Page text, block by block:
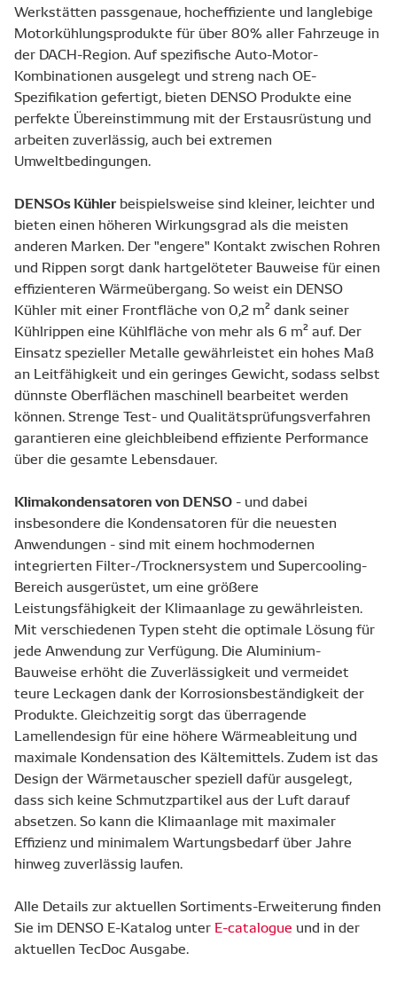
Werkstätten passgenaue, hocheffiziente und langlebige
Motorkühlungsprodukte für über 80% aller Fahrzeuge in
der DACH-Region. Auf spezifische Auto-Motor-
Kombinationen ausgelegt und streng nach OE-
Spezifikation gefertigt, bieten DENSO Produkte eine
perfekte Übereinstimmung mit der Erstausrüstung und
arbeiten zuverlässig, auch bei extremen
Umweltbedingungen.
DENSOs Kühlerbeispielsweise sind kleiner, leichter und
bieten einen höheren Wirkungsgrad als die meisten
anderen Marken. Der "engere" Kontakt zwischen Rohren
und Rippen sorgt dank hartgelöteter Bauweise für einen
effizienteren Wärmeübergang. So weist ein DENSO
Kühler mit einer Frontfläche von 0,2 m² dank seiner
Kühlrippen eine Kühlfläche von mehr als 6 m² auf. Der
Einsatz spezieller Metalle gewährleistet ein hohes Maß
an Leitfähigkeit und ein geringes Gewicht, sodass selbst
dünnste Oberflächen maschinell bearbeitet werden
können. Strenge Test- und Qualitätsprüfungsverfahren
garantieren eine gleichbleibend effiziente Performance
über die gesamte Lebensdauer.
Klimakondensatoren von DENSO- und dabei
insbesondere die Kondensatoren für die neuesten
Anwendungen - sind mit einem hochmodernen
integrierten Filter-/Trocknersystem und Supercooling-
Bereich ausgerüstet, um eine größere
Leistungsfähigkeit der Klimaanlage zu gewährleisten.
Mit verschiedenen Typen steht die optimale Lösung für
jede Anwendung zur Verfügung. Die Aluminium-
Bauweise erhöht die Zuverlässigkeit und vermeidet
teure Leckagen dank der Korrosionsbeständigkeit der
Produkte. Gleichzeitig sorgt das überragende
Lamellendesign für eine höhere Wärmeableitung und
maximale Kondensation des Kältemittels. Zudem ist das
Design der Wärmetauscher speziell dafür ausgelegt,
dass sich keine Schmutzpartikel aus der Luft darauf
absetzen. So kann die Klimaanlage mit maximaler
Effizienz und minimalem Wartungsbedarf über Jahre
hinweg zuverlässig laufen.
Alle Details zur aktuellen Sortiments-Erweiterung finden
Sie im DENSO E-Katalog unterE-catalogue und in der
aktuellen TecDoc Ausgabe.